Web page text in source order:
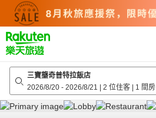
top
page
三寶壟奇普特拉飯店
2026/8/20 - 2026/8/21 | 2 位住客 | 1 間房